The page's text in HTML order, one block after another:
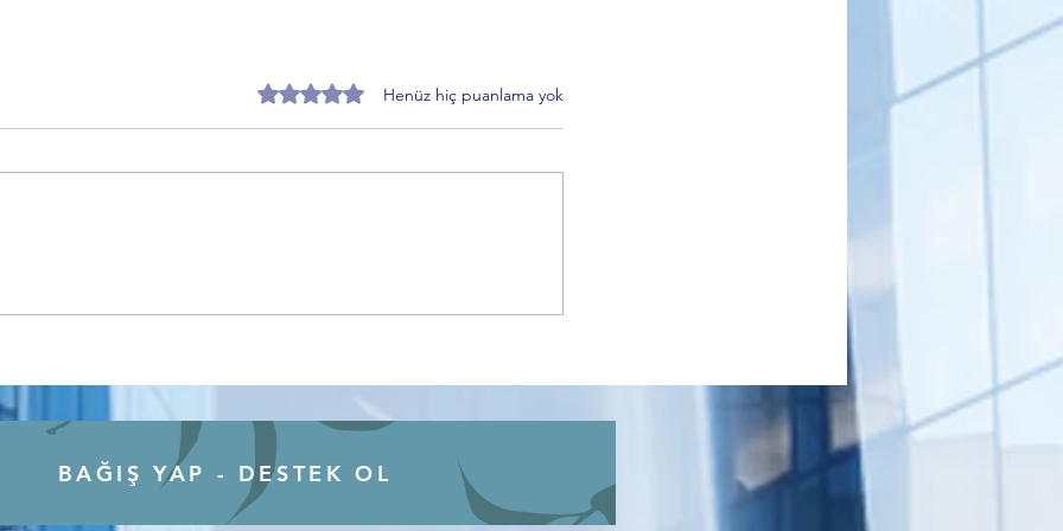
Eleştirisi: “Bursa’nın İhtiyacı
Açıklamalar: Cumhuriyet
5 üzerinden 0 yıldızHenüz hiç puanlama yok
BAĞIŞ YAP - DESTEK OL